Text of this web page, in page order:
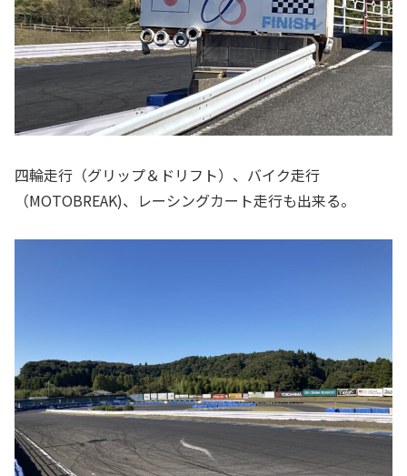
四輪走行（グリップ＆ドリフト）、バイク走行
（MOTOBREAK)、レーシングカート走行も出来る。